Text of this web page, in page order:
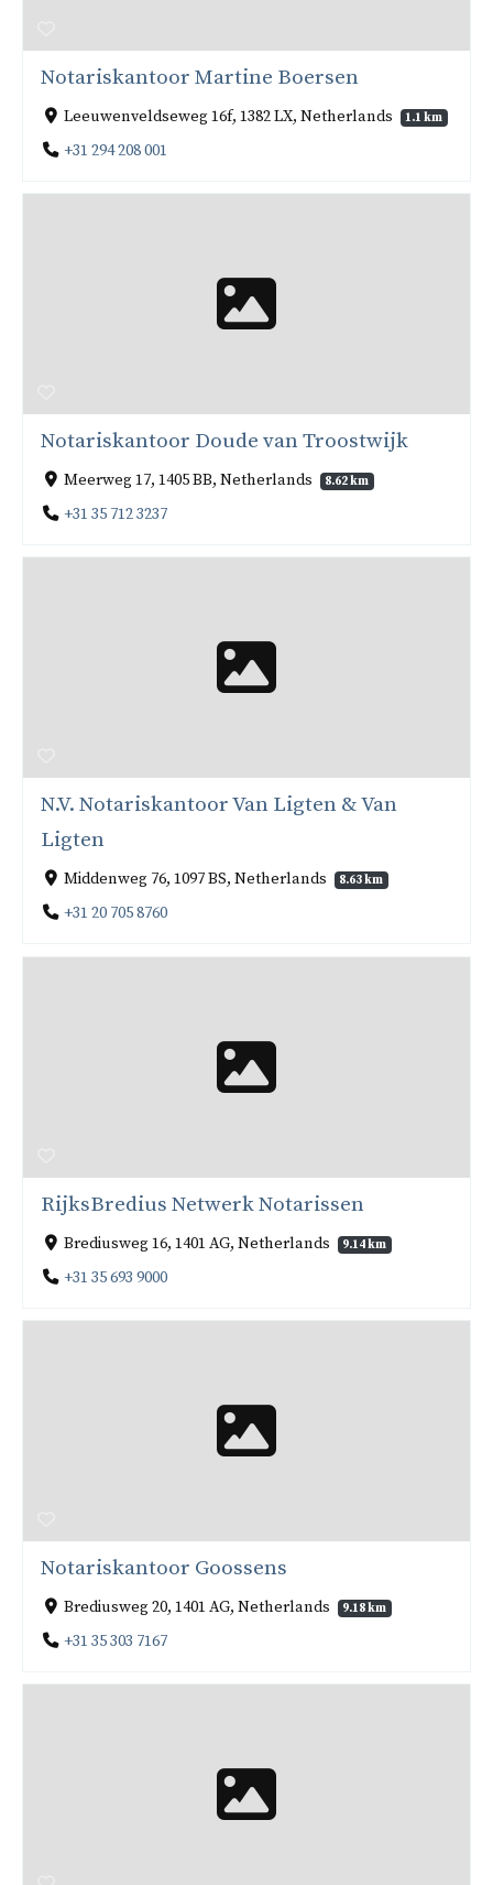
Notariskantoor Martine Boersen
Leeuwenveldseweg 16f, 1382 LX, Netherlands 1.1 km
+31 294 208 001
Notariskantoor Doude van Troostwijk
Meerweg 17, 1405 BB, Netherlands 8.62 km
+31 35 712 3237
N.V. Notariskantoor Van Ligten & Van
Ligten
Middenweg 76, 1097 BS, Netherlands 8.63 km
+31 20 705 8760
RijksBredius Netwerk Notarissen
Brediusweg 16, 1401 AG, Netherlands 9.14 km
+31 35 693 9000
Notariskantoor Goossens
Brediusweg 20, 1401 AG, Netherlands 9.18 km
+31 35 303 7167